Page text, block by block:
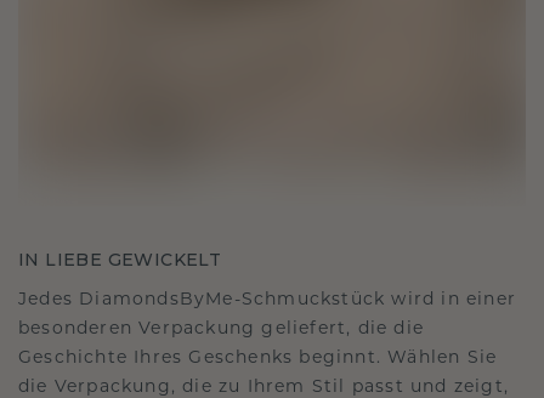
IN LIEBE GEWICKELT
Jedes DiamondsByMe-Schmuckstück wird in einer
besonderen Verpackung geliefert, die die
Geschichte Ihres Geschenks beginnt. Wählen Sie
die Verpackung, die zu Ihrem Stil passt und zeigt,